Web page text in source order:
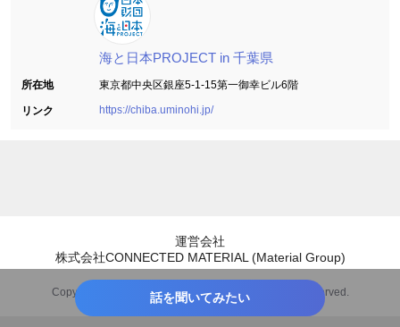
話を聞いてみたい
海と日本PROJECT in 千葉県
所在地 東京都中央区銀座5-1-15第一御幸ビル6階
リンク https://chiba.uminohi.jp/
運営会社
株式会社CONNECTED MATERIAL (Material Group)
Copyright CONNECTED MATERIAL, Inc. All Rights Reserved.